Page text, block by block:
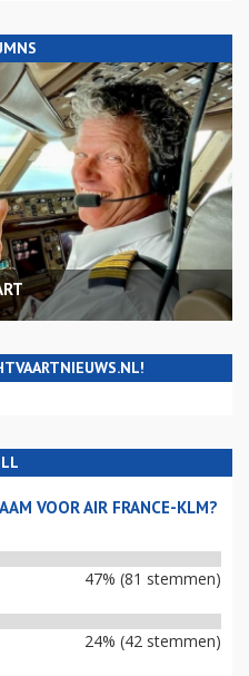
VOOR AIR FRANCE-KLM?
47% (81 stemmen)
24% (42 stemmen)